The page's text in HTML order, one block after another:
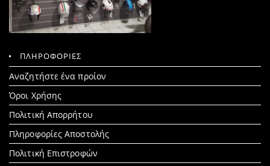
ΠΛΗΡΟΦΟΡΙΕΣ
Αναζητήστε ένα προίον
Search
for:
Όροι Χρήσης
Πολιτική Απορρήτου
Πληροφορίες Αποστολής
Πολιτική Επιστροφών